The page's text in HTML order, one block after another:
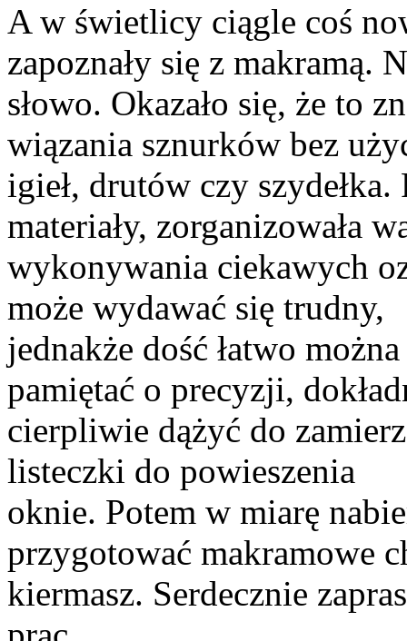
A w świetlicy ciągle coś
zapoznały się z makramą.
słowo. Okazało się, że to
wiązania sznurków bez
igieł, drutów czy
materiały, zorganizowała
wykonywania ciekawych
może wydawać się trudny,
jednakże dość łatwo
pamiętać o precyzji,
cierpliwie dążyć do
listeczki do powieszenia
oknie. Potem w miarę
przygotować makramowe
kiermasz. Serdecznie